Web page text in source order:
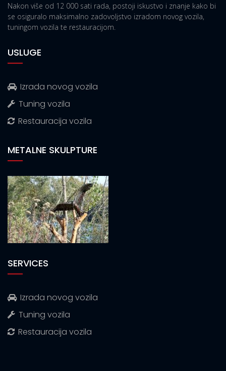
Nakon više od 12 000 sati rada, postoji iskustvo i znanje kako bi
se osiguralo maksimalno zadovoljstvo izradom novog vozila,
tuningom vozila te restauracijom.
USLUGE
Izrada novog vozila
Tuning vozila
Restauracija vozila
METALNE SKULPTURE
SERVICES
Izrada novog vozila
Tuning vozila
Restauracija vozila